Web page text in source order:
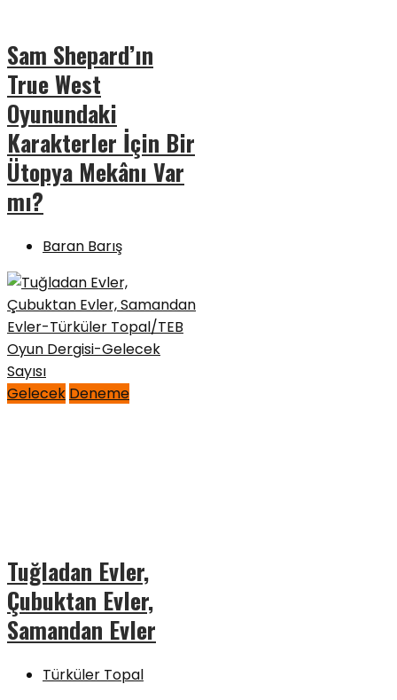
Sam Shepard’ın
True West
Oyunundaki
Karakterler İçin Bir
Ütopya Mekânı Var
mı?
Baran Barış
Gelecek Deneme
Tuğladan Evler,
Çubuktan Evler,
Samandan Evler
Türküler Topal